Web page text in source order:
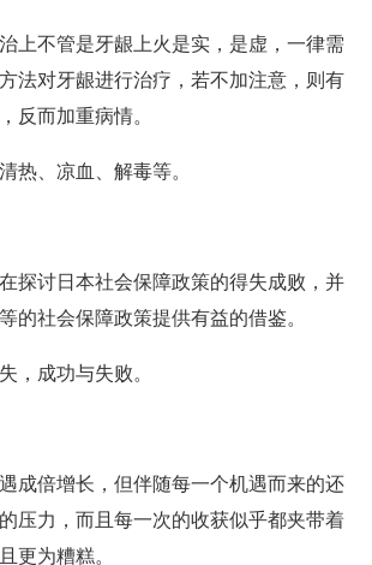
不管是牙龈上火是实，是虚，一律需
法对牙龈进行治疗，若不加注意，则有
反而加重病情。
、凉血、解毒等。
讨日本社会保障政策的得失成败，并
的社会保障政策提供有益的借鉴。
成功与失败。
倍增长，但伴随每一个机遇而来的还
压力，而且每一次的收获似乎都夹带着
更为糟糕。